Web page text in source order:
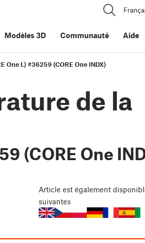
Modèles 3D Communauté Aide
One L) #36259 (CORE One INDX)
de la
(CORE One
Article est également
suivantes